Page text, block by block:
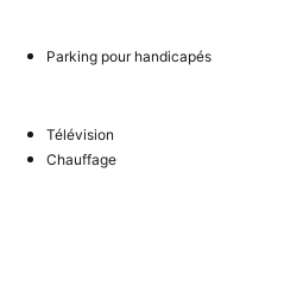
Parking pour handicapés
Télévision
Chauffage